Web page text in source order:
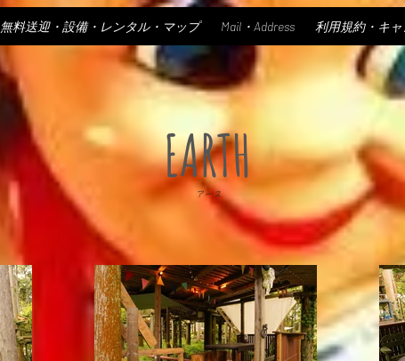
無料送迎・設備・レンタル・マップ Mail・Address 利用規約・キ
アース
EARTH